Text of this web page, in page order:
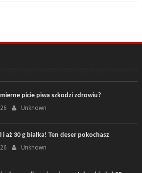
picie piwa szkodzi zdrowiu?
Unknown
i aż 30 g białka! Ten deser pokochasz
Unknown